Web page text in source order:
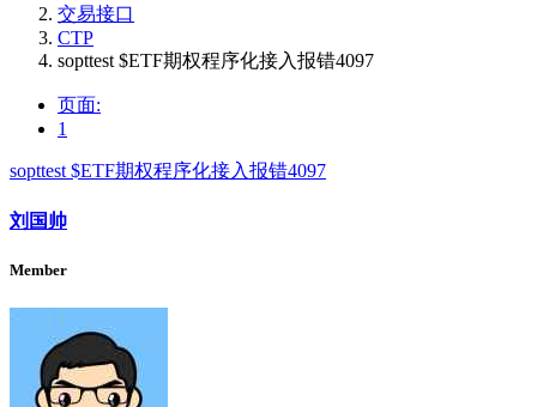
交易接口
CTP
sopttest $ETF期权程序化接入报错4097
页面:
1
sopttest $ETF期权程序化接入报错4097
刘国帅
Member